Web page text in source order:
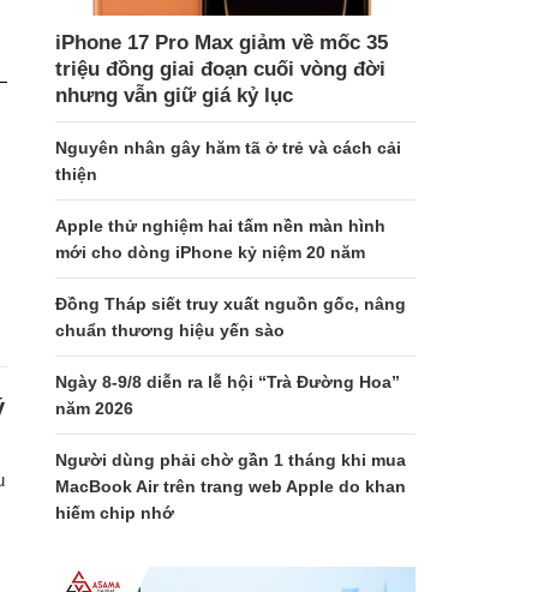
iPhone 17 Pro Max giảm về mốc 35
triệu đồng giai đoạn cuối vòng đời
nhưng vẫn giữ giá kỷ lục
Nguyên nhân gây hăm tã ở trẻ và cách cải
thiện
Apple thử nghiệm hai tấm nền màn hình
mới cho dòng iPhone kỷ niệm 20 năm
Đồng Tháp siết truy xuất nguồn gốc, nâng
chuẩn thương hiệu yến sào
Ngày 8-9/8 diễn ra lễ hội “Trà Đường Hoa”
năm 2026
Người dùng phải chờ gần 1 tháng khi mua
MacBook Air trên trang web Apple do khan
hiếm chip nhớ